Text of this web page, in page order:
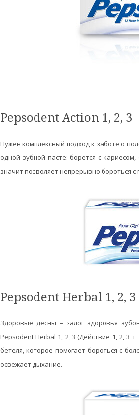
Pepsodent Action 1, 2, 3
Нужен комплексный подход к заботе о
одной зубной пасте: борется с
значит позволяет непрерывно бороться
Pepsodent Herbal 1, 2, 3
Здоровые десны – залог здоровья
Pepsodent Herbal 1, 2, 3 (Действие 1, 2, 3
бетеля, которое помогает бороться с
освежает дыхание.